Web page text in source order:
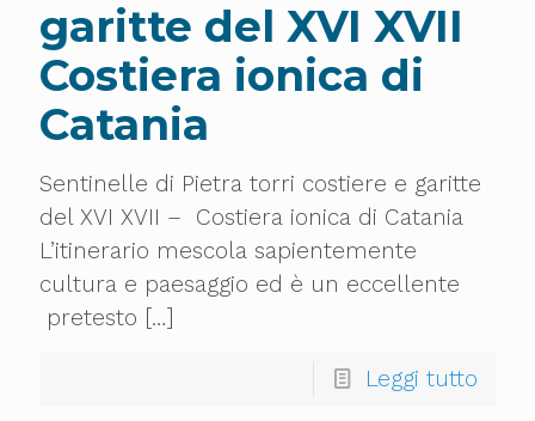
garitte del XVI XVII
Costiera ionica di
Catania
Sentinelle di Pietra torri costiere e garitte
del XVI XVII – Costiera ionica di Catania
L’itinerario mescola sapientemente
cultura e paesaggio ed è un eccellente
pretesto […]
Leggi tutto